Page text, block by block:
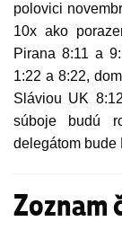
polovici
10x ako
Pirana 8:11 a
1:22 a 8:22,
Sláviou UK
súboje budú
delegátom bude
Zoznam